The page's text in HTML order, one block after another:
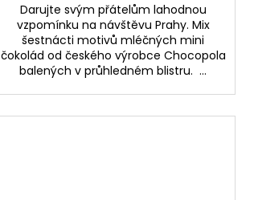
Darujte svým přátelům lahodnou
vzpomínku na návštěvu Prahy. Mix
šestnácti motivů mléčných mini
čokolád od českého výrobce Chocopola
balených v průhledném blistru. ...